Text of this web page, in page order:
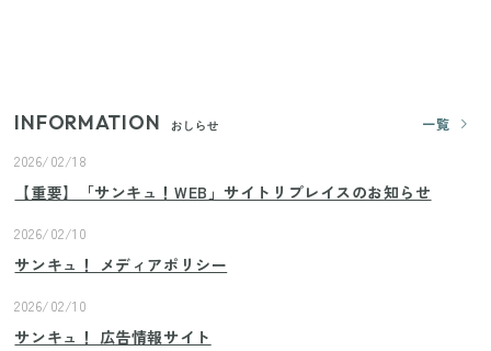
INFORMATION おしらせ
一覧
2026/02/18
【重要】「サンキュ！WEB」サイトリプレイスのお知らせ
2026/02/10
サンキュ！ メディアポリシー
2026/02/10
サンキュ！ 広告情報サイト